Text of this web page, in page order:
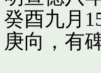
癸酉九月
庚向，有